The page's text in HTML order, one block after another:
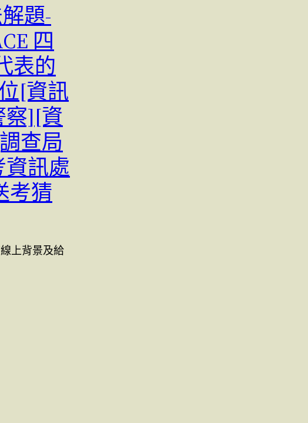
題-
四
表的
[資訊
察][資
查局
訊處
考猜
上背景及給